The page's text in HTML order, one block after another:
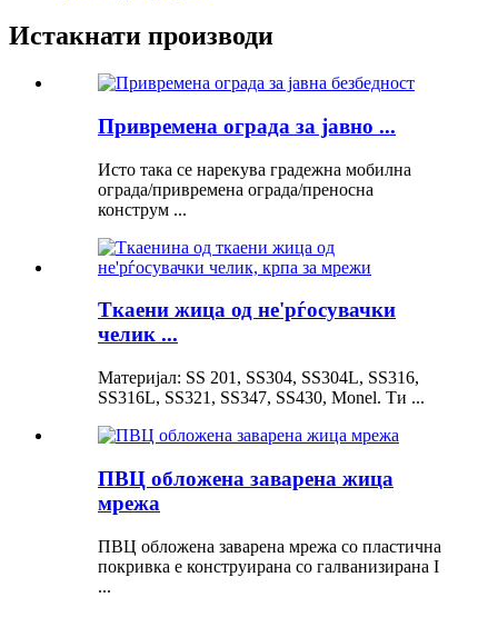
Истакнати производи
Привремена ограда за јавно ...
Исто така се нарекува градежна мобилна
ограда/привремена ограда/преносна
конструм ...
Ткаени жица од не'рѓосувачки
челик ...
Материјал: SS 201, SS304, SS304L, SS316,
SS316L, SS321, SS347, SS430, Monel. Ти ...
ПВЦ обложена заварена жица
мрежа
ПВЦ обложена заварена мрежа со пластична
покривка е конструирана со галванизирана I
...